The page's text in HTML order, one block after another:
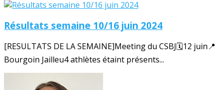
Résultats semaine 10/16 juin 2024
[RESULTATS DE LA SEMAINE]Meeting du CSBJ🗓️12 juin📍
Bourgoin Jailleu4 athlètes étaint présents...